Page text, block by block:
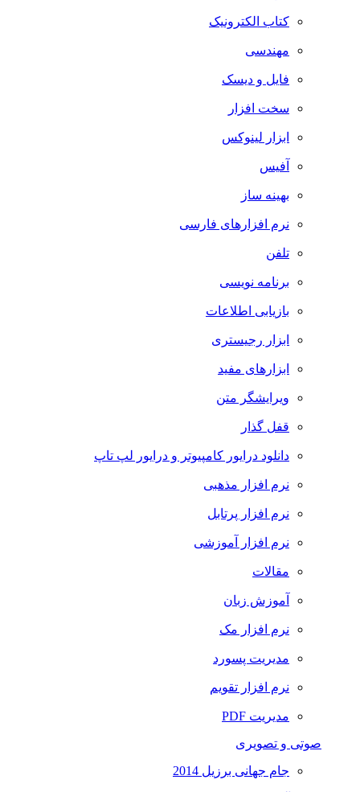
کتاب الکترونیک
مهندسی
فایل و دیسک
سخت افزار
ابزار لینوکس
آفیس
بهینه ساز
نرم افزارهای فارسی
تلفن
برنامه نویسی
بازیابی اطلاعات
ابزار رجیستری
ابزارهای مفید
ویرایشگر متن
قفل گذار
دانلود درایور کامپیوتر و درایور لپ تاپ
نرم افزار مذهبی
نرم افزار پرتابل
نرم افزار آموزشی
مقالات
آموزش زبان
نرم افزار مک
مدیریت پسورد
نرم افزار تقویم
مدیریت PDF
صوتی و تصویری
جام جهانی برزیل 2014